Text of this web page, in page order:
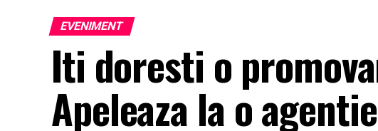
EVENIMENT
Iti doresti o
Apeleaza la o